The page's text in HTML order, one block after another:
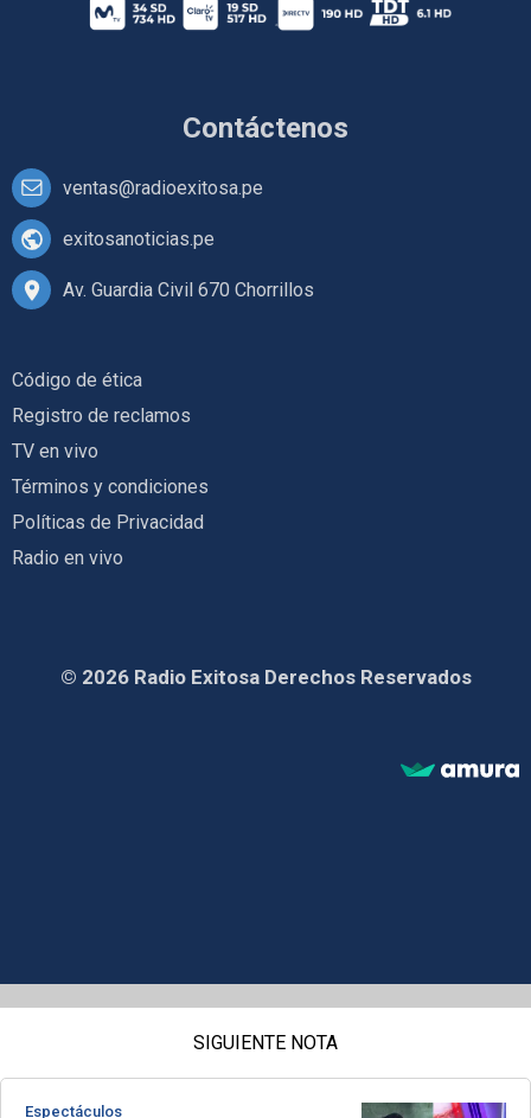
Contáctenos
ventas@radioexitosa.pe
exitosanoticias.pe
Av. Guardia Civil 670 Chorrillos
Código de ética
Registro de reclamos
TV en vivo
Términos y condiciones
Políticas de Privacidad
Radio en vivo
© 2026 Radio Exitosa Derechos Reservados
SIGUIENTE NOTA
Espectáculos